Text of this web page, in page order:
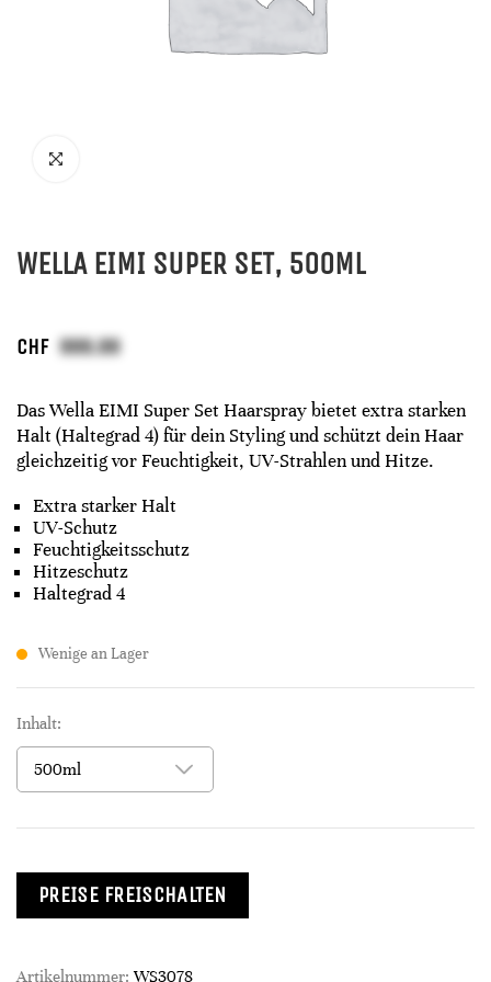
WELLA EIMI SUPER SET, 500ML
CHF
Das Wella EIMI Super Set Haarspray bietet extra starken
Halt (Haltegrad 4) für dein Styling und schützt dein Haar
gleichzeitig vor Feuchtigkeit, UV-Strahlen und Hitze.
Extra starker Halt
UV-Schutz
Feuchtigkeitsschutz
Hitzeschutz
Haltegrad 4
Wenige an Lager
Inhalt:
PREISE FREISCHALTEN
Artikelnummer: WS3078